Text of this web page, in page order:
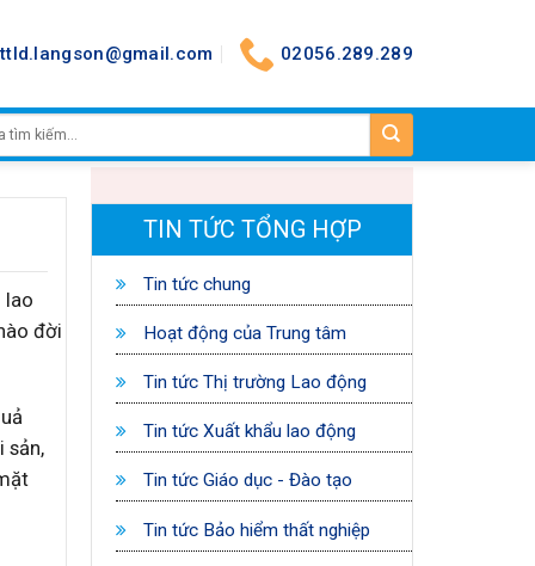
02056.289.289
lao
đời
sản,
TIN TỨC TỔNG HỢP
Tin tức chung
Hoạt động của Trung tâm
Tin tức Thị trường Lao động
Tin tức Xuất khẩu lao động
Tin tức Giáo dục - Đào tạo
Tin tức Bảo hiểm thất nghiệp